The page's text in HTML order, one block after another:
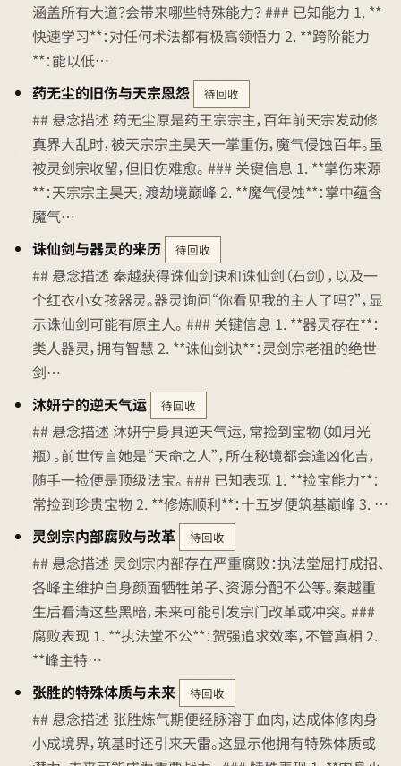
涵盖所有大道？会带来哪些特殊能力？ ### 已知能力 1. **
快速学习**：对任何术法都有极高领悟力 2. **跨阶能力
**：能以低…
药无尘的旧伤与天宗恩怨
待回收
## 悬念描述 药无尘原是药王宗宗主，百年前天宗发动修
真界大乱时，被天宗宗主昊天一掌重伤，魔气侵蚀百年。虽
被灵剑宗收留，但旧伤难愈。 ### 关键信息 1. **掌伤来源
**：天宗宗主昊天，渡劫境巅峰 2. **魔气侵蚀**：掌中蕴含
魔气…
诛仙剑与器灵的来历
待回收
## 悬念描述 秦越获得诛仙剑诀和诛仙剑（石剑），以及一
个红衣小女孩器灵。器灵询问“你看见我的主人了吗？”，显
示诛仙剑可能有原主人。 ### 关键信息 1. **器灵存在**：
类人器灵，拥有智慧 2. **诛仙剑诀**：灵剑宗老祖的绝世
剑…
沐妍宁的逆天气运
待回收
## 悬念描述 沐妍宁身具逆天气运，常捡到宝物（如月光
瓶）。前世传言她是“天命之人”，所在秘境都会逢凶化吉，
随手一捡便是顶级法宝。 ### 已知表现 1. **捡宝能力**：
常捡到珍贵宝物 2. **修炼顺利**：十五岁便筑基巅峰 3. …
灵剑宗内部腐败与改革
待回收
## 悬念描述 灵剑宗内部存在严重腐败：执法堂屈打成招、
各峰主维护自身颜面牺牲弟子、资源分配不公等。秦越重
生后看清这些黑暗，未来可能引发宗门改革或冲突。 ###
腐败表现 1. **执法堂不公**：贺强追求效率，不管真相 2.
**峰主特…
张胜的特殊体质与未来
待回收
## 悬念描述 张胜炼气期便经脉溶于血肉，达成体修肉身
小成境界，筑基时还引来天雷。这显示他拥有特殊体质或